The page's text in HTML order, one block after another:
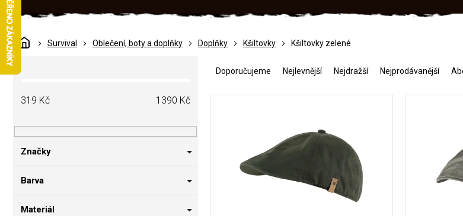
DomůSurvival Oblečení, boty a doplňky Doplňky Kšiltovky Kšiltovky zelené
P
o
a
n
í
a
319 Kč 1390 Kč
Značky
Barva
Materiál
e
Doporučujeme Nejlevnější Nejdražší Nejprodávanější